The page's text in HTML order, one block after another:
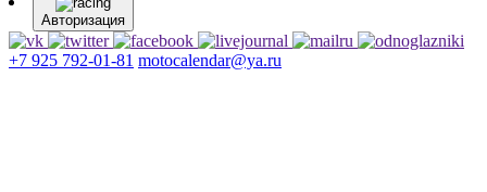
Авторизация
+7 925 792-01-81 motocalendar@ya.ru